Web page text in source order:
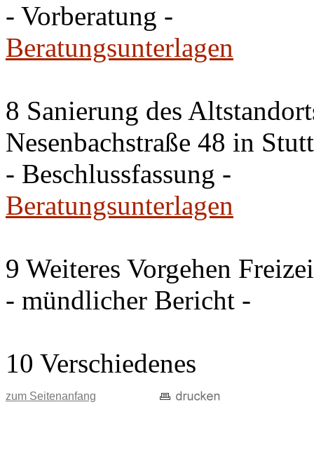
- Vorberatung -
Beratungsunterlagen
8 Sanierung des
Nesenbachstraße 48 in
- Beschlussfassung -
Beratungsunterlagen
9 Weiteres Vorgehen
- mündlicher Bericht -
10 Verschiedenes
zum Seitenanfang